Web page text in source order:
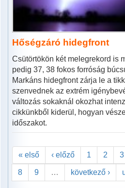
Hőségzáró hidegfront
Csütörtökön két melegrekord is
pedig 37, 38 fokos forróság
Markáns hidegfront zárja le a
szenvednek az extrém
változás sokaknál okozhat
cikkünkből kiderül, hogyan
időszakot.
« első ‹ előző 1 2 3
8 9 … következő ›